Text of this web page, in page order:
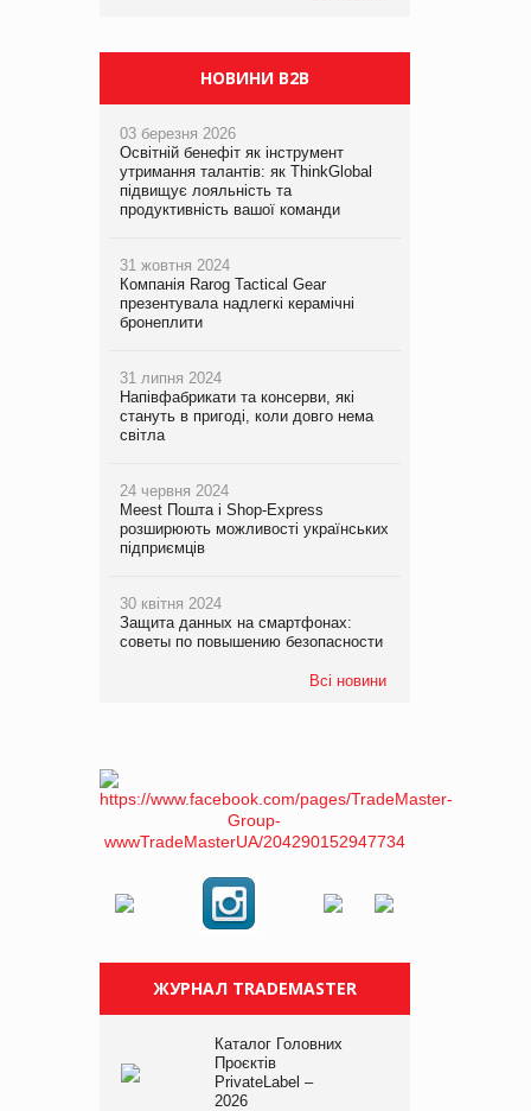
НОВИНИ B2B
03 березня 2026
Освітній бенефіт як інструмент
утримання талантів: як ThinkGlobal
підвищує лояльність та
продуктивність вашої команди
31 жовтня 2024
Компанія Rarog Tactical Gear
презентувала надлегкі керамічні
бронеплити
31 липня 2024
Напівфабрикати та консерви, які
стануть в пригоді, коли довго нема
світла
24 червня 2024
Meest Пошта і Shop-Express
розширюють можливості українських
підприємців
30 квітня 2024
Защита данных на смартфонах:
советы по повышению безопасности
Всі новини
ЖУРНАЛ TRADEMASTER
Каталог Головних
Проєктів
PrivateLabel –
2026